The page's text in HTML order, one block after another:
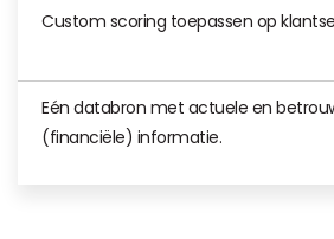
Custom scoring toepassen op
Eén databron met actuele en
(financiële) informatie.